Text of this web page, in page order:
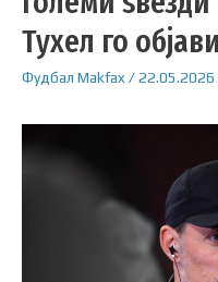
Тухел го
Фудбал Makfax /22.05.2026